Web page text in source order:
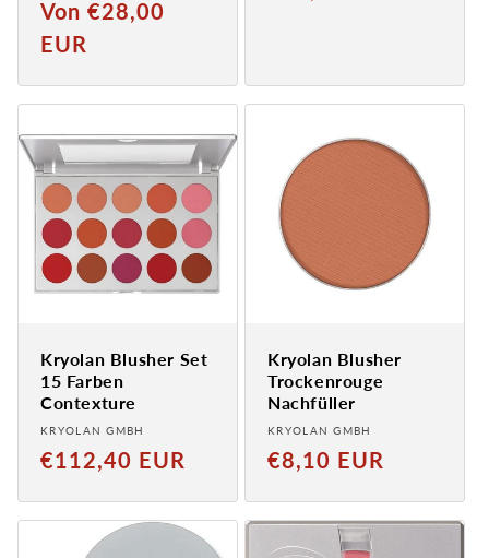
Normaler
Preis
Von €28,00
EUR
Kryolan Blusher Set
15 Farben
Contexture
Anbieter:
KRYOLAN GMBH
Normaler
€112,40 EUR
Kryolan Blusher
Trockenrouge
Nachfüller
Anbieter:
KRYOLAN GMBH
Normaler
€8,10 EUR